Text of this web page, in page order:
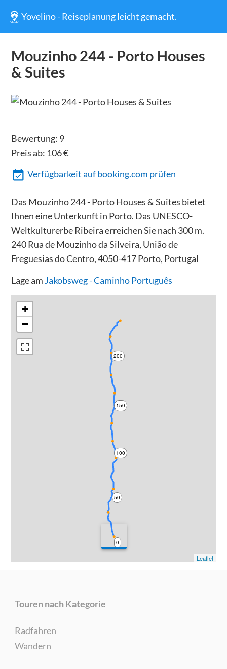
Yovelino - Reiseplanung leicht gemacht.
Mouzinho 244 - Porto Houses
& Suites
Bewertung: 9
Preis ab: 106€
Verfügbarkeit auf booking.com prüfen
Das Mouzinho 244 - Porto Houses & Suites bietet
Ihnen eine Unterkunft in Porto. Das UNESCO-
Weltkulturerbe Ribeira erreichen Sie nach 300 m.
240 Rua de Mouzinho da Silveira, União de
Freguesias do Centro, 4050-417 Porto, Portugal
Lage am Jakobsweg - Caminho Português
0
50
100
150
200
+
−
Leaflet
Touren nach Kategorie
Radfahren
Wandern